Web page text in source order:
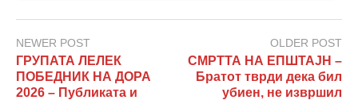
NEWER POST
ГРУПАТА ЛЕЛЕК
ПОБЕДНИК НА ДОРА
2026 – Публиката и
OLDER POST
СМРТТА НА ЕПШТАЈН –
Братот тврди дека бил
убиен, не извршил